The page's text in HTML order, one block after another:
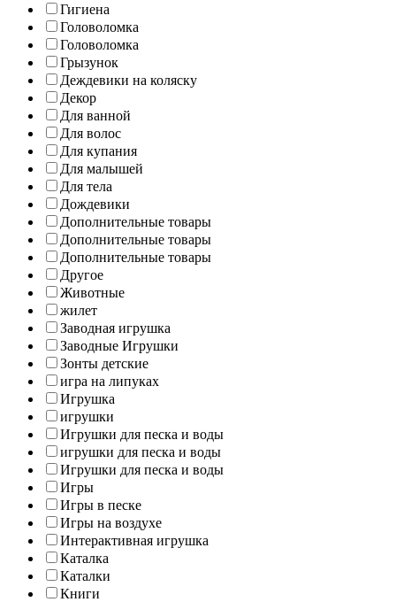
Гигиена
Головоломка
Головоломка
Грызунок
Деждевики на коляску
Декор
Для ванной
Для волос
Для купания
Для малышей
Для тела
Дождевики
Дополнительные товары
Дополнительные товары
Дополнительные товары
Другое
Животные
жилет
Заводная игрушка
Заводные Игрушки
Зонты детские
игра на липуках
Игрушка
игрушки
Игрушки для песка и воды
игрушки для песка и воды
Игрушки для песка и воды
Игры
Игры в песке
Игры на воздухе
Интерактивная игрушка
Каталка
Каталки
Книги